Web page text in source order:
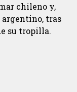
chileno y,
argentino, tras
su tropilla.